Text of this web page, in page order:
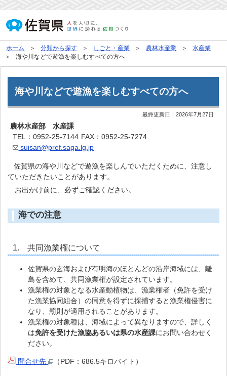
ホーム 分類から探す しごと・産業 農林水産業
水産業
海や川などで遊漁を楽しむすべての方へ
海や川などで遊漁を楽しむすべての方へ
最終更新日：2026年7月27日
農林水産部 水産課
TEL：0952-25-7144 FAX：0952-25-7274
suisan@pref.saga.lg.jp
佐賀県の海や川などで遊漁を楽しんでいただくために、注意し
ていただきたいことがあります。
お出かけ前に、必ずご確認ください。
海での注意
1. 共同漁業権について
佐賀県の玄海および有明海のほとんどの沿岸海域には、離
島を含めて、共同漁業権が設定されています。
漁業権の対象となる水産動植物は、漁業権者（免許を受け
た漁業協同組合）の同意を得ずに採捕すると漁業権侵害に
なり、罰則が適用されることがあります。
漁業権の対象種は、海域によって異なりますので、詳しく
は免許を受けた漁協あるいは県の水産課にお問い合わせく
ださい。
問合せ先 （PDF：686.5キロバイト）